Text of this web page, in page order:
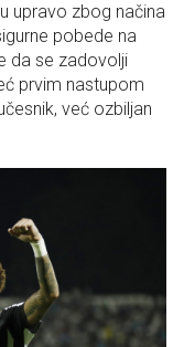
upravo zbog načina
pobede na
da se zadovolji
prvim nastupom
već ozbiljan